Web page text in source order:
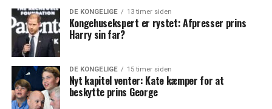
DE KONGELIGE 13 timer siden
Kongehusekspert er rystet: Afpresser prins
Harry sin far?
DE KONGELIGE 15 timer siden
Nyt kapitel venter: Kate kæmper for at
beskytte prins George